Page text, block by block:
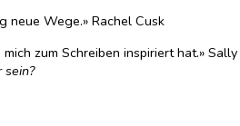
neue Wege.» Rachel Cusk
zum Schreiben inspiriert hat.» Sally